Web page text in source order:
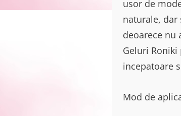
usor de
naturale, dar
deoarece nu
Geluri
incepatoare
Mod de